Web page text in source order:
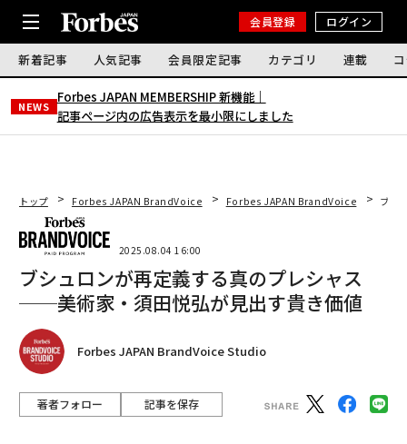
会員登録 ログイン
新着記事 人気記事 会員限定記事 カテゴリ 連載
NEWS
Forbes JAPAN MEMBERSHIP 新機能｜
記事ページ内の広告表示を最小限にしました
トップ Forbes JAPAN BrandVoice Forbes JAPAN BrandVoice ブシ
2025.08.04 16:00
ブシュロンが再定義する真のプレシャス
──美術家・須田悦弘が見出す貴き価値
Forbes JAPAN BrandVoice Studio
著者フォロー 記事を保存